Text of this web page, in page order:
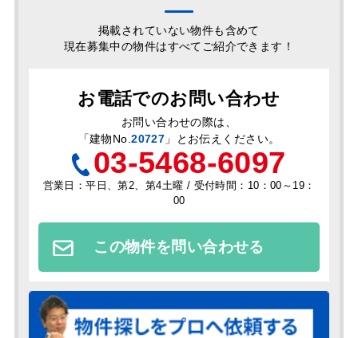
掲載されていない物件も含めて
現在募集中の物件はすべてご紹介できます！
お電話でのお問い合わせ
お問い合わせの際は、
「建物No.20727 」とお伝えください。
03-5468-6097
営業日：平日、第2、第4土曜 / 受付時間：10：00～19：
00
この物件を問い合わせる